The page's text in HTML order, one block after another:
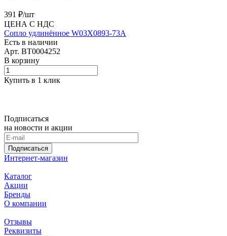
391 ₽/шт
ЦЕНА С НДС
Сопло удлинённое W03X0893-73A
Есть в наличии
Арт. BT0004252
В корзину
Купить в 1 клик
Подписаться
на новости и акции
Подписаться
Интернет-магазин
Каталог
Акции
Бренды
О компании
Отзывы
Реквизиты